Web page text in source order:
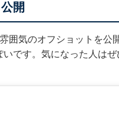
開
囲気のオフショットを公
です。気になった人はぜ